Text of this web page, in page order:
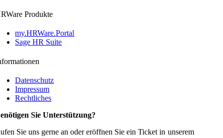
Produkte
my.HRWare.Portal
Sage HR Suite
Datenschutz
Impressum
Rechtliches
Sie Unterstützung?
Sie uns gerne an oder eröffnen Sie ein Ticket in unserem